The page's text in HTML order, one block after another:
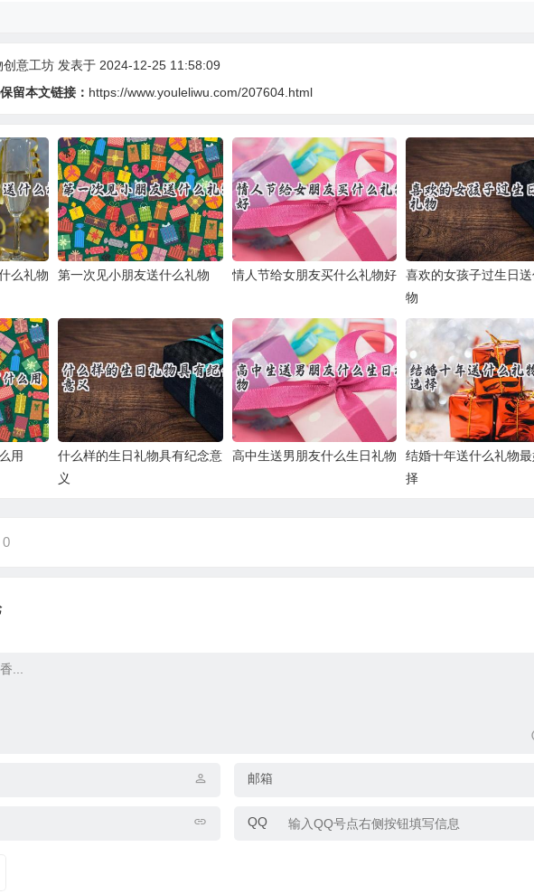
创意工坊 发表于 2024-12-25 11:58:09
留本文链接： https://www.youleliwu.com/207604.html
么礼物
第一次见小朋友送什么礼物 情人节给女朋友买什么礼物好
喜欢的女孩子过生日
物
用
什么样的生日礼物具有纪念意
义
高中生送男朋友什么生日礼物
结婚十年送什么礼物
择
0
邮箱
QQ